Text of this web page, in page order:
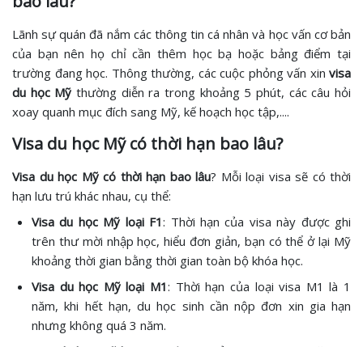
Lãnh sự quán đã nắm các thông tin cá nhân và học vấn cơ bản
của bạn nên họ chỉ cần thêm học bạ hoặc bảng điểm tại
trường đang học. Thông thường, các cuộc phỏng vấn xin visa
du học Mỹ thường diễn ra trong khoảng 5 phút, các câu hỏi
xoay quanh mục đích sang Mỹ, kế hoạch học tập,....
Visa du học Mỹ có thời hạn bao lâu?
Visa du học Mỹ có thời hạn bao lâu? Mỗi loại visa sẽ có thời
hạn lưu trú khác nhau, cụ thể:
Visa du học Mỹ loại F1: Thời hạn của visa này được ghi
trên thư mời nhập học, hiểu đơn giản, bạn có thể ở lại Mỹ
khoảng thời gian bằng thời gian toàn bộ khóa học.
Visa du học Mỹ loại M1: Thời hạn của loại visa M1 là 1
năm, khi hết hạn, du học sinh cần nộp đơn xin gia hạn
nhưng không quá 3 năm.